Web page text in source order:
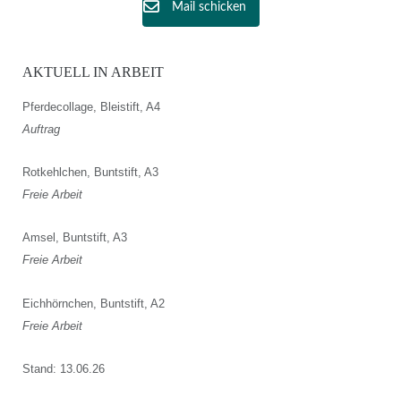
Mail schicken
AKTUELL IN ARBEIT
Pferdecollage, Bleistift, A4
Auftrag
Rotkehlchen, Buntstift, A3
Freie Arbeit
Amsel, Buntstift, A3
Freie Arbeit
Eichhörnchen, Buntstift, A2
Freie Arbeit
Stand: 13.06.26